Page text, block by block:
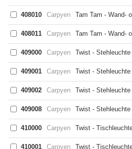
408010 Carpyen Tam Tam - Wand-
408011 Carpyen Tam Tam - Wand-
409000 Carpyen Twist - Stehleuchte
409001 Carpyen Twist -
409002 Carpyen Twist - Stehleuchte
409008 Carpyen Twist - Stehleuchte
410000 Carpyen Twist -
410001 Carpyen Twist -